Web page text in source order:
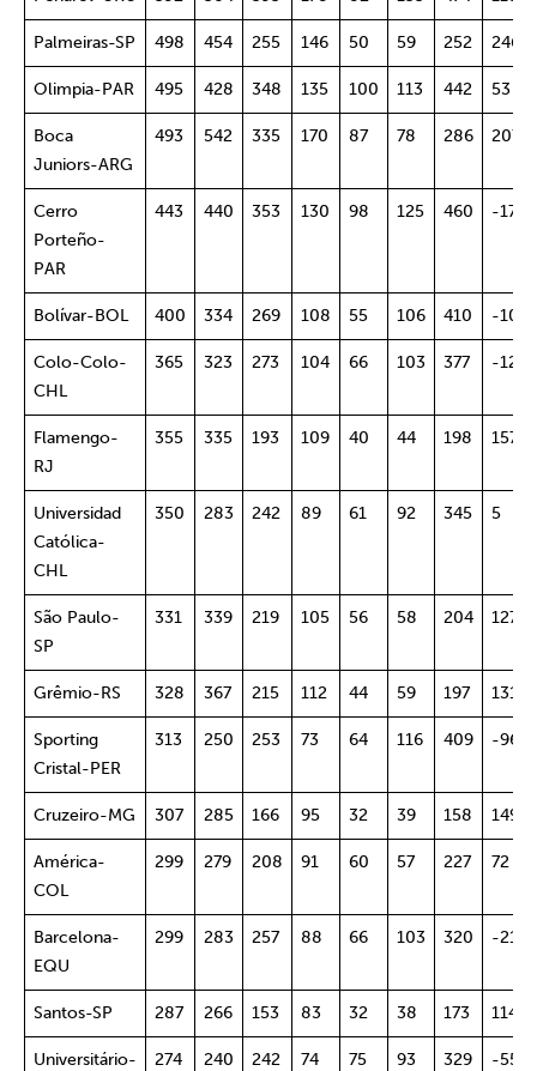
Palmeiras-SP 498 454 255 146 50 59 252 246
Olimpia-PAR 495 428 348 135 100 113 442 53
Boca
Juniors-ARG
493 542 335 170 87 78 286 207
Cerro
Porteño-
PAR
443 440 353 130 98 125 460 -17
Bolívar-BOL 400 334 269 108 55 106 410 -10
Colo-Colo-
CHL
365 323 273 104 66 103 377 -12
Flamengo-
RJ
355 335 193 109 40 44 198 157
Universidad
Católica-
CHL
350 283 242 89 61 92 345 5
São Paulo-
SP
331 339 219 105 56 58 204 127
Grêmio-RS 328 367 215 112 44 59 197 131
Sporting
Cristal-PER
313 250 253 73 64 116 409 -96
Cruzeiro-MG 307 285 166 95 32 39 158 149
América-
COL
299 279 208 91 60 57 227 72
Barcelona-
EQU
299 283 257 88 66 103 320 -21
Santos-SP 287 266 153 83 32 38 173 114
Universitário-
274 240 242 74 75 93 329 -55